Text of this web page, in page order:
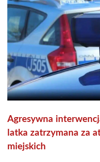
Agresywna
latka zatrzymana za
miejskich